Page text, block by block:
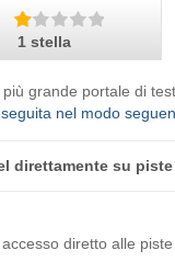
1 stella
più grande portale di
nel modo
direttamente su
diretto alle